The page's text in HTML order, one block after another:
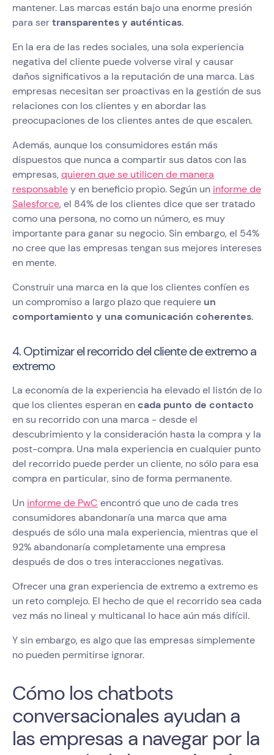
mantener. Las marcas están bajo una enorme presión
para sertransparentes y auténticas.
En la era de las redes sociales, una sola experiencia
negativa del cliente puede volverse viral y causar
daños significativos a la reputación de una marca. Las
empresas necesitan ser proactivas en la gestión de sus
relaciones con los clientes y en abordar las
preocupaciones de los clientes antes de que escalen.
Además, aunque los consumidores están más
dispuestos que nunca a compartir sus datos con las
empresas, quieren que se utilicen de manera
responsabley en beneficio propio. Según un informe de
Salesforce, el 84% de los clientes dice que ser tratado
como una persona, no como un número, es muy
importante para ganar su negocio. Sin embargo, el 54%
no cree que las empresas tengan sus mejores intereses
en mente.
Construir una marca en la que los clientes confíen es
un compromiso a largo plazo que requiere un
comportamiento y una comunicación coherentes.
4. Optimizar el recorrido del cliente de extremo a
extremo
La economía de la experiencia ha elevado el listón de lo
que los clientes esperan encada punto de contacto
en su recorrido con una marca - desde el
descubrimiento y la consideración hasta la compra y la
post-compra. Una mala experiencia en cualquier punto
del recorrido puede perder un cliente, no sólo para esa
compra en particular, sino de forma permanente.
Un informe de PwC encontró que uno de cada tres
consumidores abandonaría una marca que ama
después de sólo una mala experiencia, mientras que el
92% abandonaría completamente una empresa
después de dos o tres interacciones negativas.
Ofrecer una gran experiencia de extremo a extremo es
un reto complejo. El hecho de que el recorrido sea cada
vez más no lineal y multicanal lo hace aún más difícil.
Y sin embargo, es algo que las empresas simplemente
no pueden permitirse ignorar.
Cómo los chatbots
conversacionales ayudan a
las empresas a navegar por la